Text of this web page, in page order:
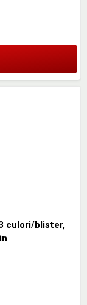
culori/blister,